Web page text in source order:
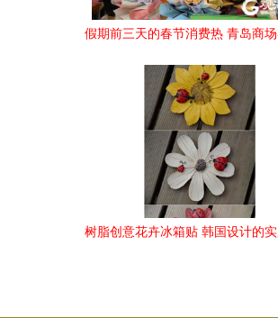
假期前三天的春节消费热 青岛商
树脂创意花卉冰箱贴 韩国设计的